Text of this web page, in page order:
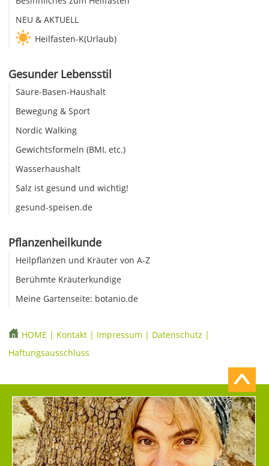
NEU & AKTUELL
Heilfasten-K(Urlaub)
Gesunder Lebensstil
Säure-Basen-Haushalt
Bewegung & Sport
Nordic Walking
Gewichtsformeln (BMI, etc.)
Wasserhaushalt
Salz ist gesund und wichtig!
gesund-speisen.de
Pflanzenheilkunde
Heilpflanzen und Kräuter von A-Z
Berühmte Kräuterkundige
Meine Gartenseite: botanio.de
HOME | Kontakt | Impressum | Datenschutz |
Haftungsausschluss